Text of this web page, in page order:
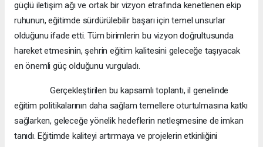
güçlü iletişim ağı ve ortak bir vizyon etrafında kenetlenen ekip
ruhunun, eğitimde sürdürülebilir başarı için temel unsurlar
olduğunu ifade etti. Tüm birimlerin bu vizyon doğrultusunda
hareket etmesinin, şehrin eğitim kalitesini geleceğe taşıyacak
en önemli güç olduğunu vurguladı.
Gerçekleştirilen bu kapsamlı toplantı, il genelinde
eğitim politikalarının daha sağlam temellere oturtulmasına katkı
sağlarken, geleceğe yönelik hedeflerin netleşmesine de imkan
tanıdı. Eğitimde kaliteyi artırmaya ve projelerin etkinliğini